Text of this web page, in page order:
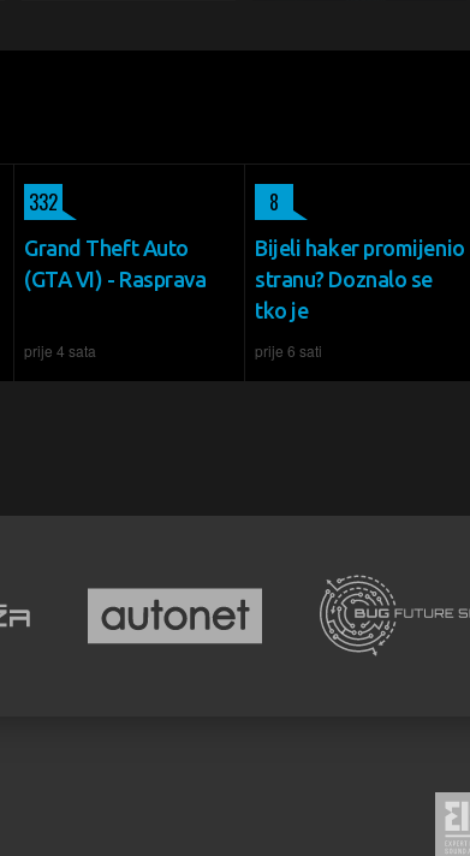
Grand Theft Auto
(GTA VI) - Rasprava
prije 4 sata
332
Bijeli haker promijenio
stranu? Doznalo se
tko je
prije 6 sati
8